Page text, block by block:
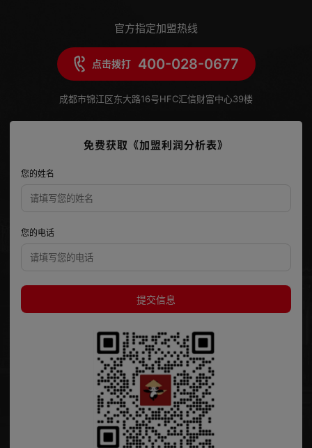
官方指定加盟热线
点击拨打 400-028-0677
成都市锦江区东大路16号HFC汇信财富中心39楼
免费获取《加盟利润分析表》
您的姓名
您的电话
提交信息